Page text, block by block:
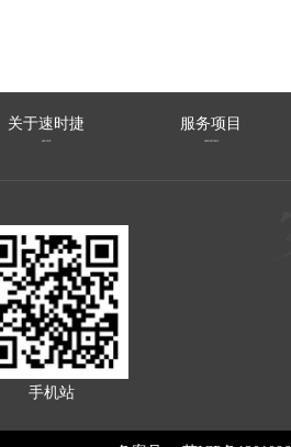
关于速时捷 服务项目
手机站